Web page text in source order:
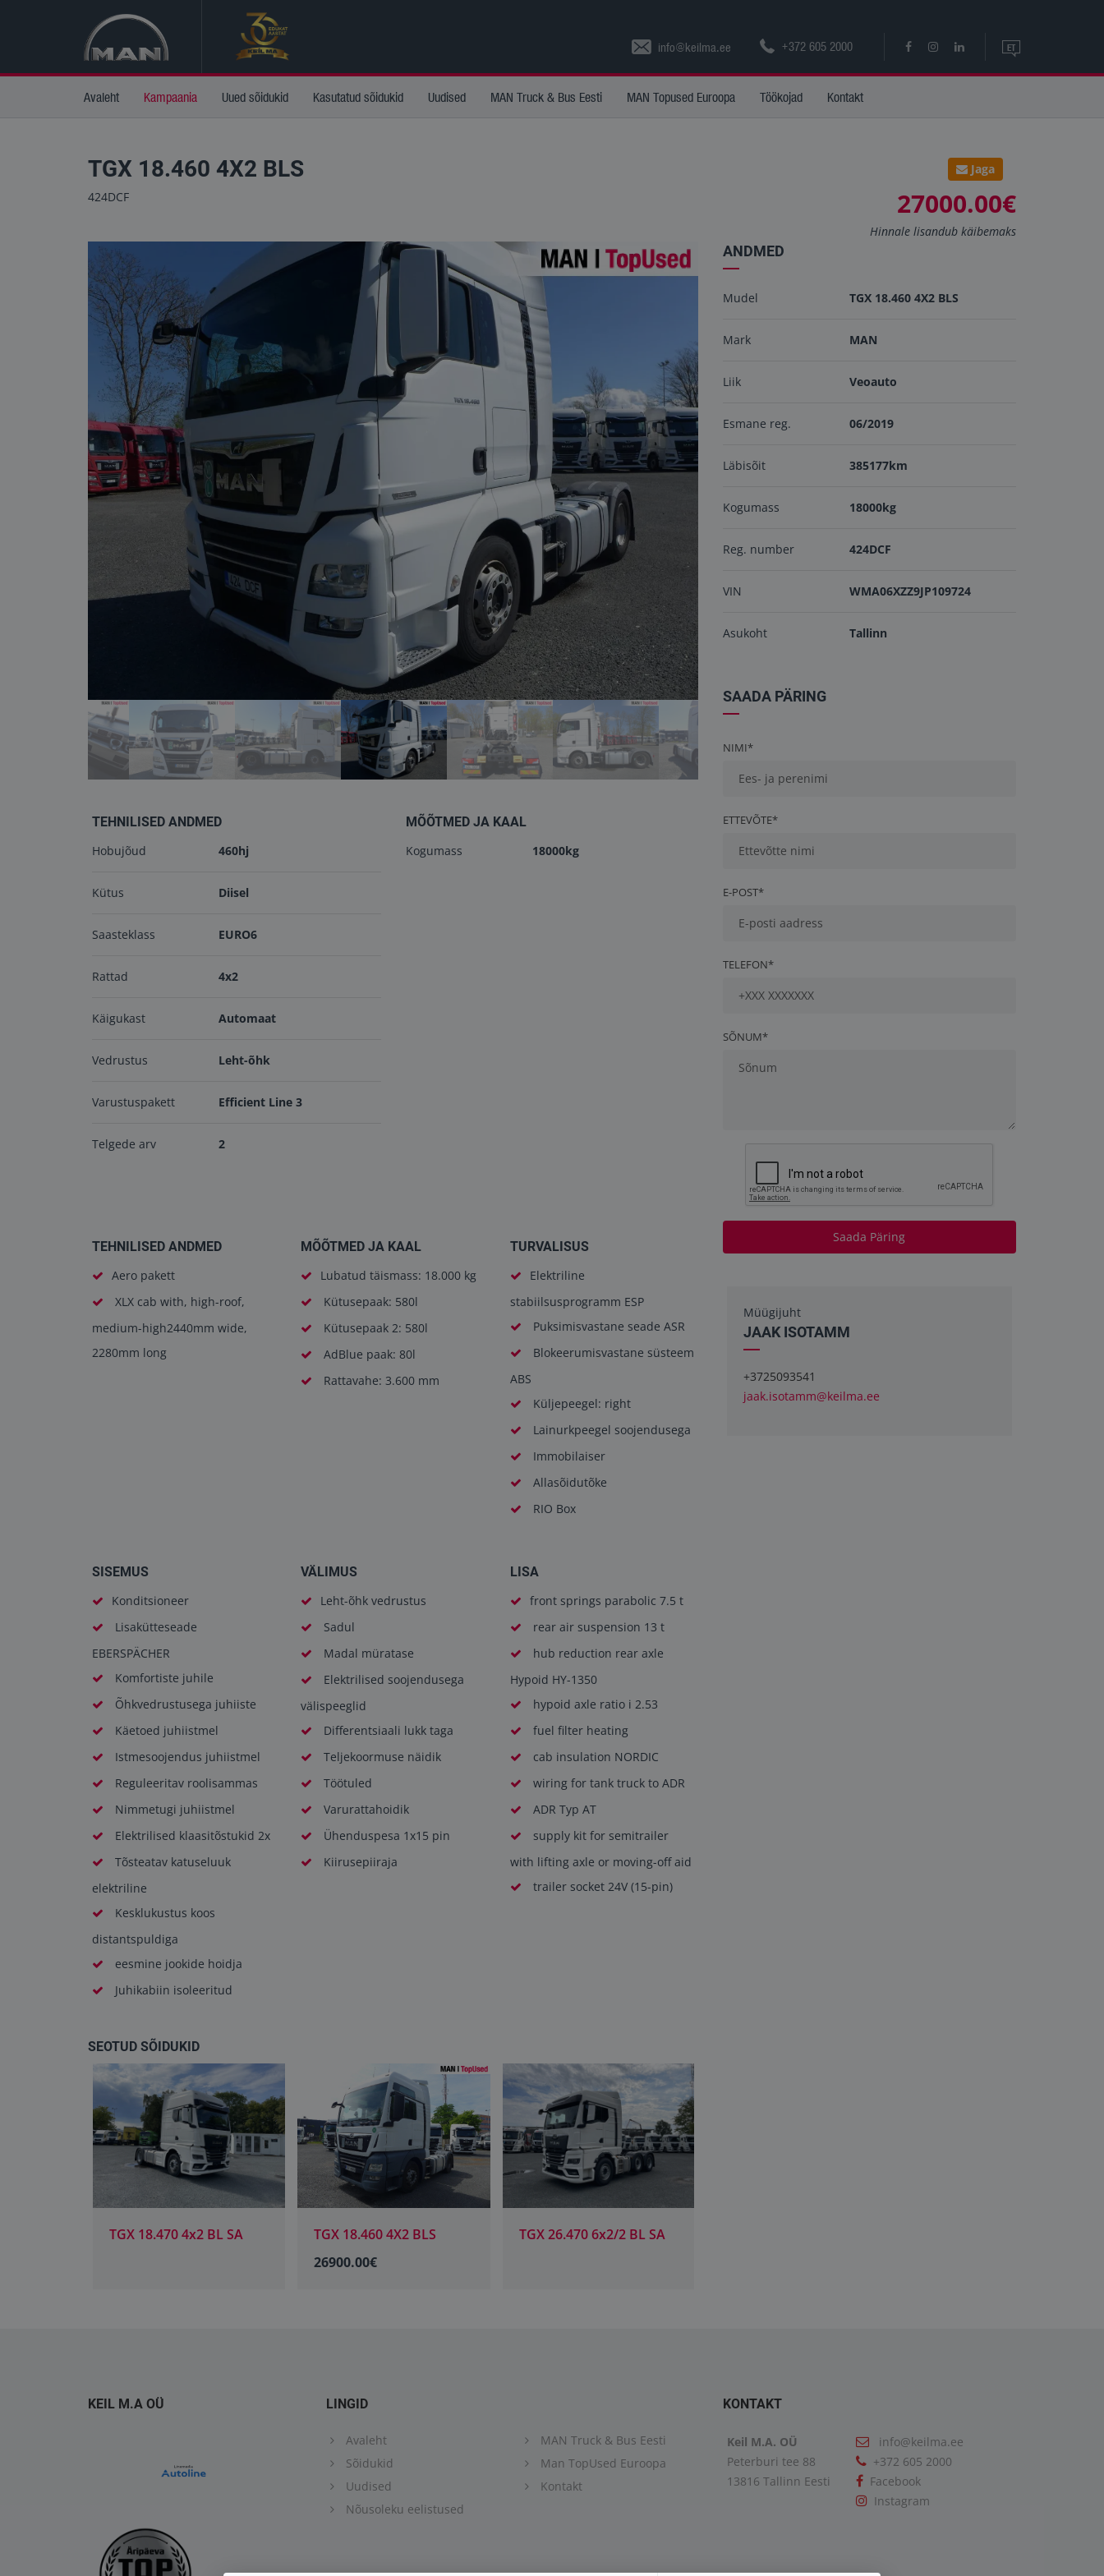
info@keilma.ee +372 605 2000 ET
Avaleht Kampaania Uued sõidukid Kasutatud sõidukid Uudised MAN Truck & Bus Eesti MAN Topused Euroopa Töökojad Kontakt
TGX 18.460 4X2 BLS
424DCF
Jaga
27000.00€
Hinnale lisandub käibemaks
TEHNILISED ANDMED
Hobujõud
460hj
Kütus Diisel
Saasteklass EURO6
Rattad 4x2
Käigukast Automaat
Vedrustus Leht-õhk
Varustuspakett Efficient Line 3
Telgede arv 2
MÕÕTMED JA KAAL
Kogumass
18000kg
TEHNILISED ANDMED
Aero pakett
XLX cab with, high-roof,
medium-high2440mm wide,
2280mm long
MÕÕTMED JA KAAL
Lubatud täismass: 18.000 kg
Kütusepaak: 580l
Kütusepaak 2: 580l
AdBlue paak: 80l
Rattavahe: 3.600 mm
TURVALISUS
Elektriline
stabiilsusprogramm ESP
Puksimisvastane seade ASR
Blokeerumisvastane süsteem
ABS
Küljepeegel: right
Lainurkpeegel soojendusega
Immobilaiser
Allasõidutõke
RIO Box
SISEMUS
Konditsioneer
Lisakütteseade
EBERSPÄCHER
Komfortiste juhile
Õhkvedrustusega juhiiste
Käetoed juhiistmel
Istmesoojendus juhiistmel
Reguleeritav roolisammas
Nimmetugi juhiistmel
Elektrilised klaasitõstukid 2x
Tõsteatav katuseluuk
elektriline
Kesklukustus koos
distantspuldiga
eesmine jookide hoidja
Juhikabiin isoleeritud
VÄLIMUS
Leht-õhk vedrustus
Sadul
Madal müratase
Elektrilised soojendusega
välispeeglid
Differentsiaali lukk taga
Teljekoormuse näidik
Töötuled
Varurattahoidik
Ühenduspesa 1x15 pin
Kiirusepiiraja
LISA
front springs parabolic 7.5 t
rear air suspension 13 t
hub reduction rear axle
Hypoid HY-1350
hypoid axle ratio i 2.53
fuel filter heating
cab insulation NORDIC
wiring for tank truck to ADR
ADR Typ AT
supply kit for semitrailer
with lifting axle or moving-off aid
trailer socket 24V (15-pin)
SEOTUD SÕIDUKID
TGX 18.470 4x2 BL SA
TGX 18.460 4X2 BLS
26900.00€
TGX 26.470 6x2/2 BL SA
ANDMED
Mudel TGX 18.460 4X2 BLS
Mark MAN
Liik Veoauto
Esmane reg. 06/2019
Läbisõit 385177km
Kogumass 18000kg
Reg. number 424DCF
VIN WMA06XZZ9JP109724
Asukoht Tallinn
SAADA PÄRING
NIMI*
ETTEVÕTE*
E-POST*
TELEFON*
SÕNUM*
Saada Päring
Müügijuht
JAAK ISOTAMM
+3725093541
jaak.isotamm@keilma.ee
KEIL M.A OÜ LINGID
Avaleht
Sõidukid
Uudised
Nõusoleku eelistused
MAN Truck & Bus Eesti
Man TopUsed Euroopa
Kontakt
KONTAKT
Keil M.A. OÜ
Peterburi tee 88
13816 Tallinn Eesti
info@keilma.ee
+372 605 2000
Facebook
Instagram